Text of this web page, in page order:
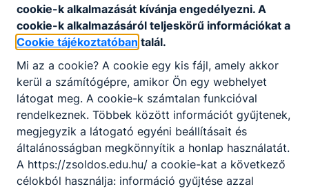
cookie-k alkalmazását kívánja engedélyezni. A
cookie-k alkalmazásáról teljeskörű információkat a
Cookie tájékoztatóban talál.
Mi az a cookie? A cookie egy kis fájl, amely akkor
kerül a számítógépre, amikor Ön egy webhelyet
látogat meg. A cookie-k számtalan funkcióval
rendelkeznek. Többek között információt gyűjtenek,
megjegyzik a látogató egyéni beállításait és
általánosságban megkönnyítik a honlap használatát.
A https://zsoldos.edu.hu/ a cookie-kat a következő
célokból használja: információ gyűjtése azzal